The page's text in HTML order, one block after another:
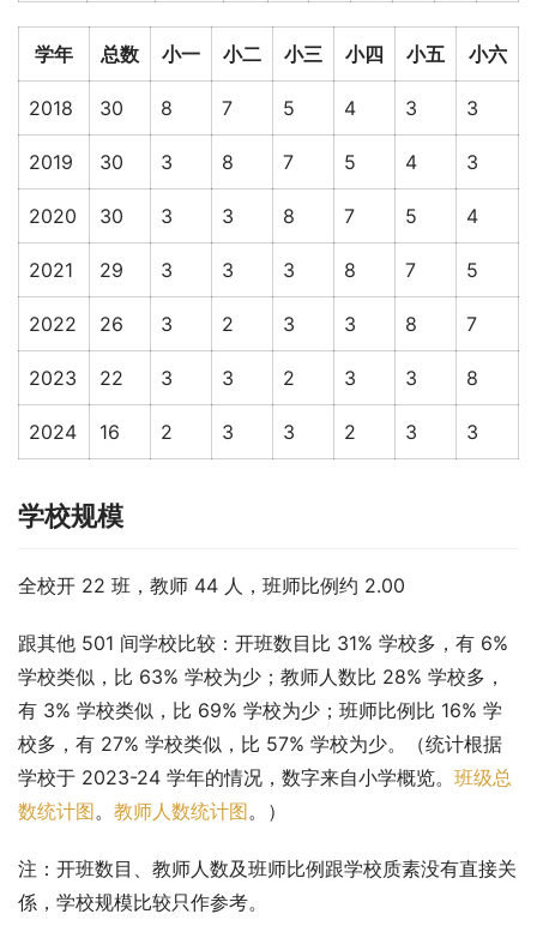
学年 总数 小一 小二 小三 小四 小五 小六
2018 30 8 7 5 4 3 3
2019 30 3 8 7 5 4 3
2020 30 3 3 8 7 5 4
2021 29 3 3 3 8 7 5
2022 26 3 2 3 3 8 7
2023 22 3 3 2 3 3 8
2024 16 2 3 3 2 3 3
学校规模
全校开 22 班，教师 44 人，班师比例约 2.00
跟其他 501 间学校比较：开班数目比 31% 学校多，有 6%
学校类似，比 63% 学校为少；教师人数比 28% 学校多，
有 3% 学校类似，比 69% 学校为少；班师比例比 16% 学
校多，有 27% 学校类似，比 57% 学校为少。（统计根据
学校于 2023-24 学年的情况，数字来自小学概览。 班级总
数统计图。 教师人数统计图。）
注：开班数目、教师人数及班师比例跟学校质素没有直接关
係，学校规模比较只作参考。